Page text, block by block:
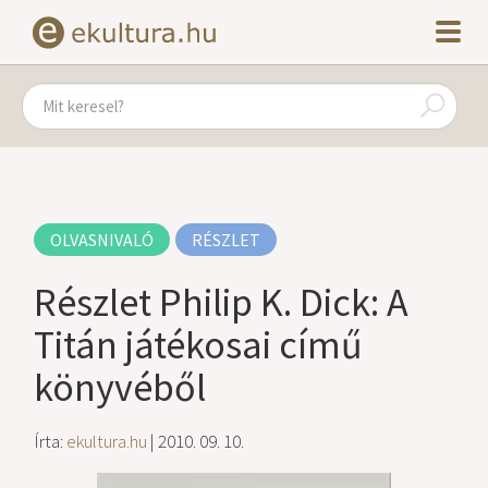
OLVASNIVALÓ RÉSZLET
Részlet Philip K. Dick: A
Titán játékosai című
könyvéből
Írta: ekultura.hu | 2010. 09. 10.